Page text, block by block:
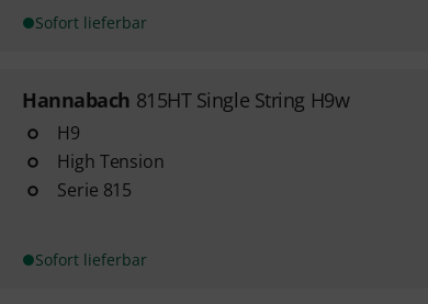
Sofort lieferbar
Hannabach 815HT Single String H9w
H9
High Tension
Serie 815
Sofort lieferbar